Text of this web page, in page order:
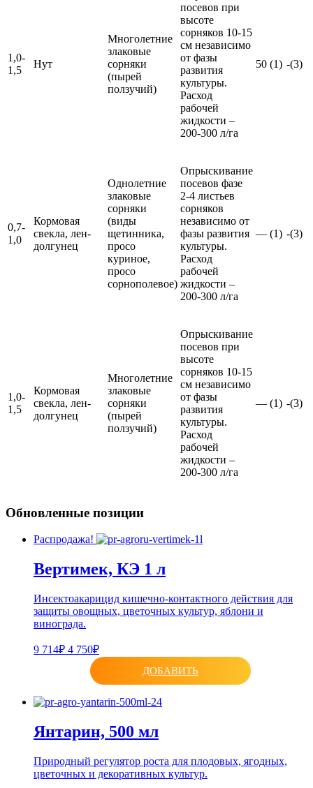
1,0-
1,5
Нут
Многолетние
злаковые
сорняки
(пырей
ползучий)
посевов при
высоте
сорняков 10-15
см независимо
от фазы
развития
культуры.
Расход
рабочей
жидкости –
200-300 л/га
50 (1) -(3)
0,7-
1,0
Кормовая
свекла, лен-
долгунец
Однолетние
злаковые
сорняки
(виды
щетинника,
просо
куриное,
просо
сорнополевое)
Опрыскивание
посевов фазе
2-4 листьев
сорняков
независимо от
фазы развития
культуры.
Расход
рабочей
жидкости –
200-300 л/га
— (1) -(3)
1,0-
1,5
Кормовая
свекла, лен-
долгунец
Многолетние
злаковые
сорняки
(пырей
ползучий)
Опрыскивание
посевов при
высоте
сорняков 10-15
см независимо
от фазы
развития
культуры.
Расход
рабочей
жидкости –
200-300 л/га
— (1) -(3)
Обновленные позиции
Распродажа!
Вертимек, КЭ 1 л
Инсектоакарицид кишечно-контактного действия для
защиты овощных, цветочных культур, яблони и
винограда.
9 714₽ 4 750₽
ДОБАВИТЬ
Янтарин, 500 мл
Природный регулятор роста для плодовых, ягодных,
цветочных и декоративных культур.